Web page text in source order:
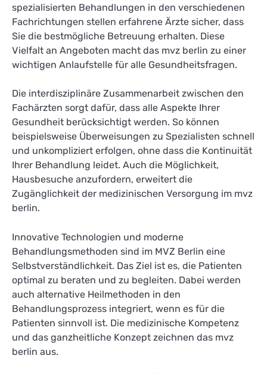
spezialisierten Behandlungen in den verschiedenen
Fachrichtungen stellen erfahrene Ärzte sicher, dass
Sie die bestmögliche Betreuung erhalten. Diese
Vielfalt an Angeboten macht das mvz berlin zu einer
wichtigen Anlaufstelle für alle Gesundheitsfragen.
Die interdisziplinäre Zusammenarbeit zwischen den
Fachärzten sorgt dafür, dass alle Aspekte Ihrer
Gesundheit berücksichtigt werden. So können
beispielsweise Überweisungen zu Spezialisten schnell
und unkompliziert erfolgen, ohne dass die Kontinuität
Ihrer Behandlung leidet. Auch die Möglichkeit,
Hausbesuche anzufordern, erweitert die
Zugänglichkeit der medizinischen Versorgung im mvz
berlin.
Innovative Technologien und moderne
Behandlungsmethoden sind im MVZ Berlin eine
Selbstverständlichkeit. Das Ziel ist es, die Patienten
optimal zu beraten und zu begleiten. Dabei werden
auch alternative Heilmethoden in den
Behandlungsprozess integriert, wenn es für die
Patienten sinnvoll ist. Die medizinische Kompetenz
und das ganzheitliche Konzept zeichnen das mvz
berlin aus.